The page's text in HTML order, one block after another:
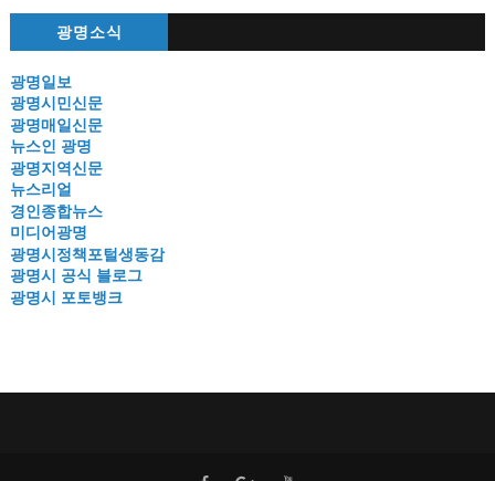
광명소식
광명일보
광명시민신문
광명매일신문
뉴스인 광명
광명지역신문
뉴스리얼
경인종합뉴스
미디어광명
광명시정책포털생동감
광명시 공식 블로그
광명시 포토뱅크